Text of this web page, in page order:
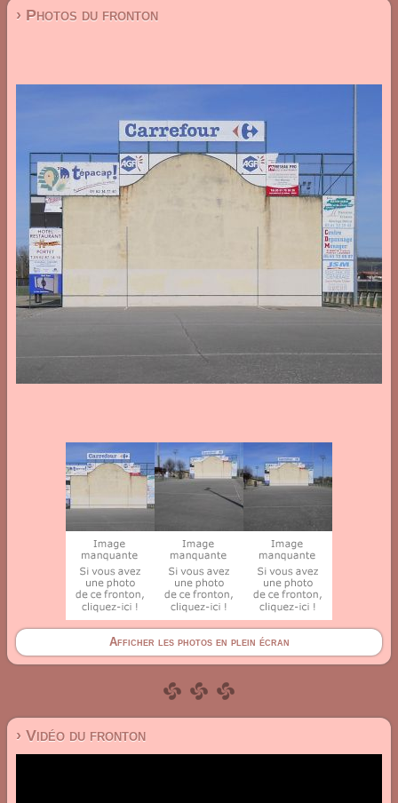
› Photos du fronton
Afficher les photos en plein écran
› Vidéo du fronton